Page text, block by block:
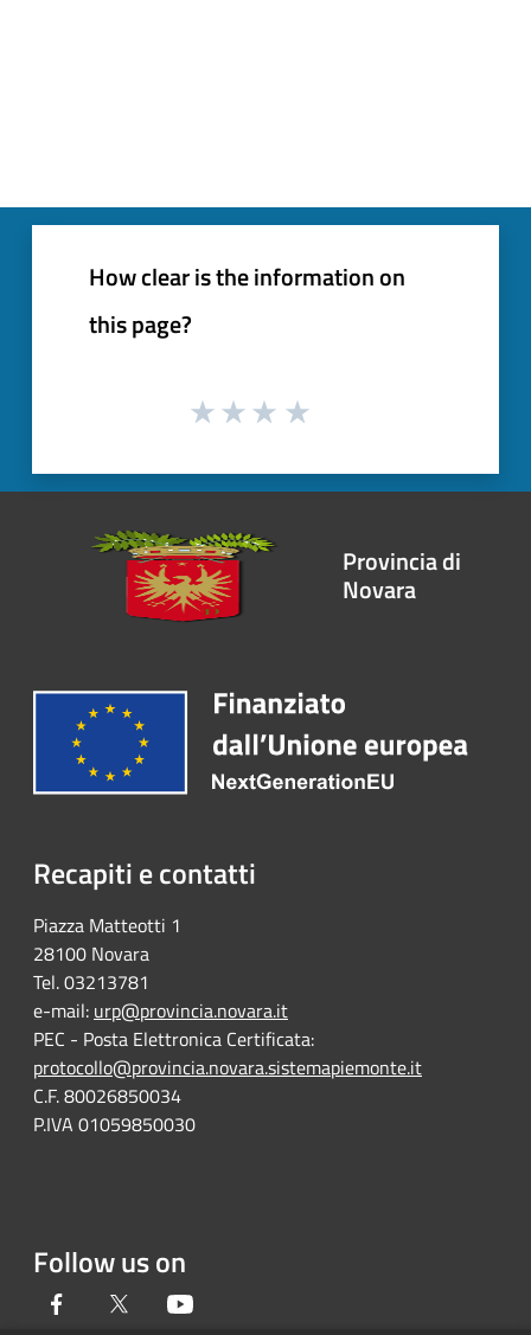
How clear is the information on
this page?
Provincia di
Novara
Recapiti e contatti
Piazza Matteotti 1
28100 Novara
Tel. 03213781
e-mail: urp@provincia.novara.it
PEC - Posta Elettronica Certificata:
protocollo@provincia.novara.sistemapiemonte.it
C.F. 80026850034
P.IVA 01059850030
Follow us on
Facebook Twitter